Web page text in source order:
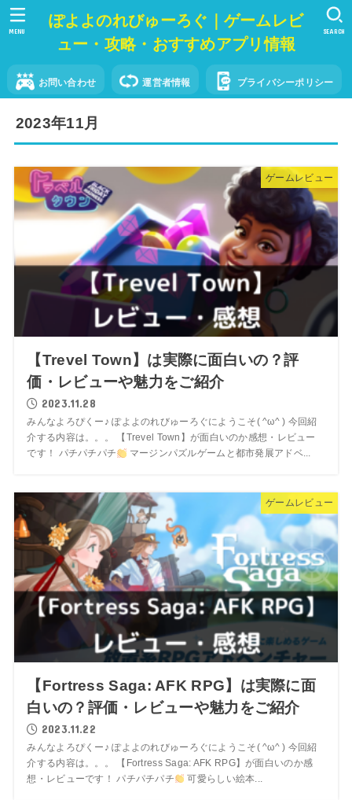
ぽよよのれびゅーろぐ｜ゲームレビ
ュー・攻略・おすすめアプリ情報
お問い合わせ 運営者情報 プライバシーポリシー
SEARCH
MENU
2023年11月
ゲームレビュー
【Trevel Town】は実際に面白いの？評
価・レビューや魅力をご紹介
2023.11.28
みんなよろぴくー♪ ぽよよのれびゅーろぐにようこそ( ^ω^ ) 今回紹
介する内容は。。。 【Trevel Town】が面白いのか感想・レビュー
です！ パチパチパチ
マージンパズルゲームと都市発展アドベ...
ゲームレビュー
【Fortress Saga: AFK RPG】は実際に面
白いの？評価・レビューや魅力をご紹介
2023.11.22
みんなよろぴくー♪ ぽよよのれびゅーろぐにようこそ( ^ω^ ) 今回紹
介する内容は。。。 【Fortress Saga: AFK RPG】が面白いのか感
想・レビューです！ パチパチパチ
可愛らしい絵本...